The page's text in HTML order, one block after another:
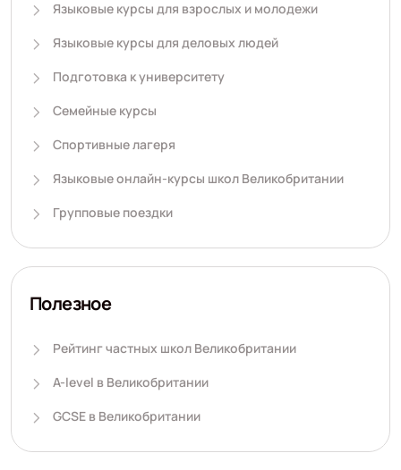
Языковые курсы для взрослых и молодежи
Языковые курсы для деловых людей
Подготовка к университету
Семейные курсы
Спортивные лагеря
Языковые онлайн-курсы школ Великобритании
Групповые поездки
Полезное
Рейтинг частных школ Великобритании
A-level в Великобритании
GCSE в Великобритании